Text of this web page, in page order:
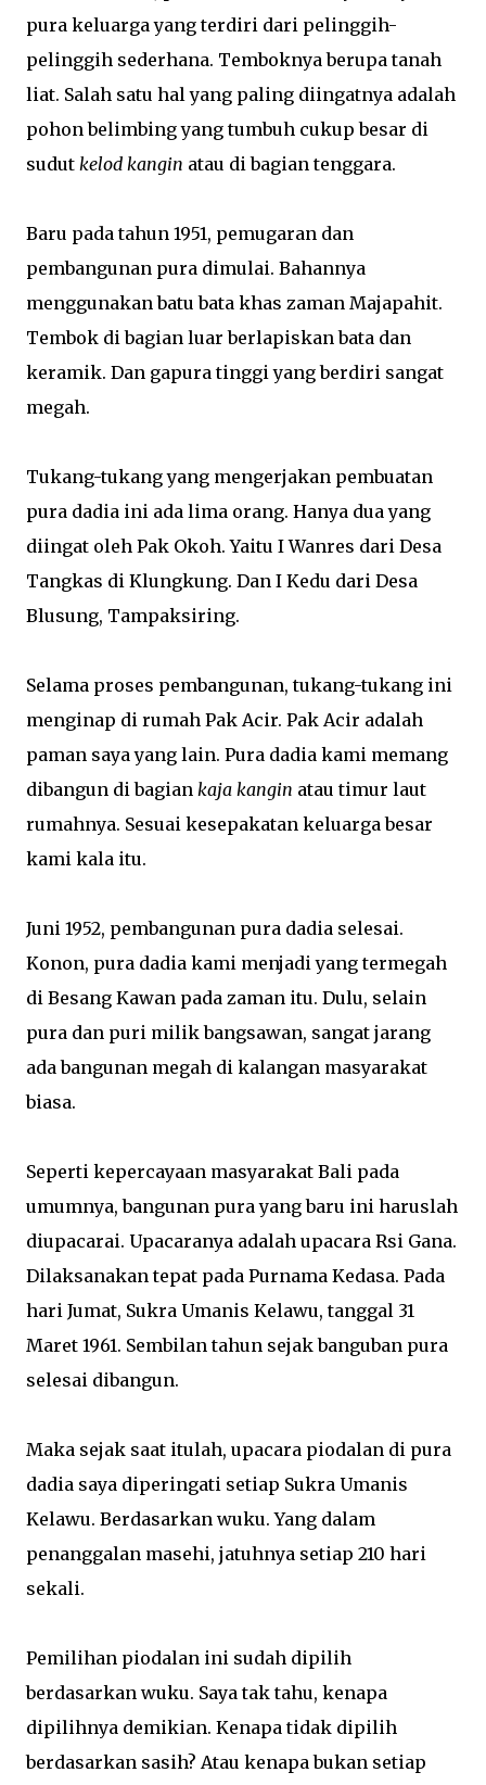
pura keluarga yang terdiri dari pelinggih-
pelinggih sederhana. Temboknya berupa tanah
liat. Salah satu hal yang paling diingatnya adalah
pohon belimbing yang tumbuh cukup besar di
sudut kelod kangin atau di bagian tenggara.
Baru pada tahun 1951, pemugaran dan
pembangunan pura dimulai. Bahannya
menggunakan batu bata khas zaman Majapahit.
Tembok di bagian luar berlapiskan bata dan
keramik. Dan gapura tinggi yang berdiri sangat
megah.
Tukang-tukang yang mengerjakan pembuatan
pura dadia ini ada lima orang. Hanya dua yang
diingat oleh Pak Okoh. Yaitu I Wanres dari Desa
Tangkas di Klungkung. Dan I Kedu dari Desa
Blusung, Tampaksiring.
Selama proses pembangunan, tukang-tukang ini
menginap di rumah Pak Acir. Pak Acir adalah
paman saya yang lain. Pura dadia kami memang
dibangun di bagian kaja kangin atau timur laut
rumahnya. Sesuai kesepakatan keluarga besar
kami kala itu.
Juni 1952, pembangunan pura dadia selesai.
Konon, pura dadia kami menjadi yang termegah
di Besang Kawan pada zaman itu. Dulu, selain
pura dan puri milik bangsawan, sangat jarang
ada bangunan megah di kalangan masyarakat
biasa.
Seperti kepercayaan masyarakat Bali pada
umumnya, bangunan pura yang baru ini haruslah
diupacarai. Upacaranya adalah upacara Rsi Gana.
Dilaksanakan tepat pada Purnama Kedasa. Pada
hari Jumat, Sukra Umanis Kelawu, tanggal 31
Maret 1961. Sembilan tahun sejak banguban pura
selesai dibangun.
Maka sejak saat itulah, upacara piodalan di pura
dadia saya diperingati setiap Sukra Umanis
Kelawu. Berdasarkan wuku. Yang dalam
penanggalan masehi, jatuhnya setiap 210 hari
sekali.
Pemilihan piodalan ini sudah dipilih
berdasarkan wuku. Saya tak tahu, kenapa
dipilihnya demikian. Kenapa tidak dipilih
berdasarkan sasih? Atau kenapa bukan setiap